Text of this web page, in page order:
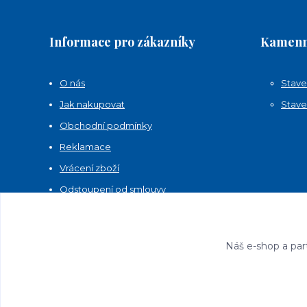
Informace pro zákazníky
O nás
Jak nakupovat
Obchodní podmínky
Reklamace
Vrácení zboží
Odstoupení od smlouvy
Náš e-shop a